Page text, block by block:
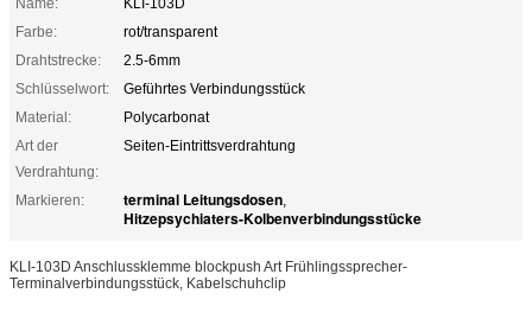
Name:
KLI-103D
Farbe:
rot/transparent
Drahtstrecke:
2.5-6mm
Schlüsselwort:
Geführtes Verbindungsstück
Material:
Polycarbonat
Art der
Verdrahtung:
Seiten-Eintrittsverdrahtung
Markieren: terminal Leitungsdosen,
Hitzepsychiaters-Kolbenverbindungsstücke
KLI-103D Anschlussklemme blockpush Art Frühlingssprecher-
Terminalverbindungsstück, Kabelschuhclip